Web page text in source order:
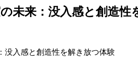
未来：没入感と創造性